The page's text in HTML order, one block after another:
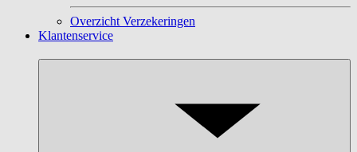
Overzicht Verzekeringen
Klantenservice